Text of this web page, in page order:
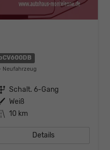
Neufahrzeug
Getriebe Schalt. 6-Gang
Außenfarbe Weiß
Kilometerstand 10 km
Details